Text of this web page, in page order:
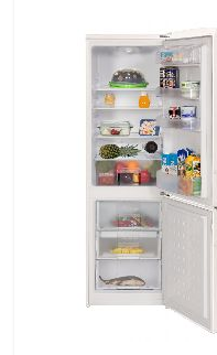
mobilní
telefony,
bazény
elektronika